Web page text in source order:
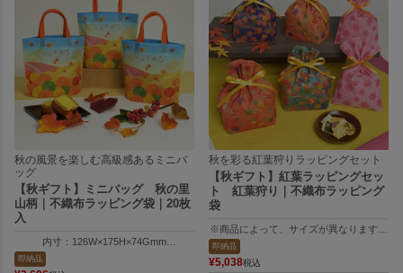
秋の風景を楽しむ高級感あるミニバ
ッグ
【秋ギフト】ミニバッグ 秋の里
山柄｜不織布ラッピング袋｜20枚
入
内寸：126W×175H×74Gmm
外寸：126W×175H×74Gmm
即納品
秋を彩る紅葉狩りラッピングセット
【秋ギフト】紅葉ラッピングセッ
ト 紅葉狩り｜不織布ラッピング
袋
※商品によって、サイズが異なります。
(1)内寸：130W×150H×100Dmm 外寸：
(3)全長：450mm/幅9mm
即納品
¥5,038税込